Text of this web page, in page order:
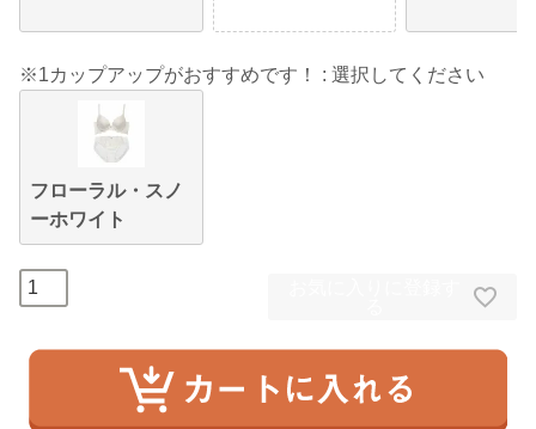
※1カップアップがおすすめです！ 選択してください
フローラル・スノ
ーホワイト